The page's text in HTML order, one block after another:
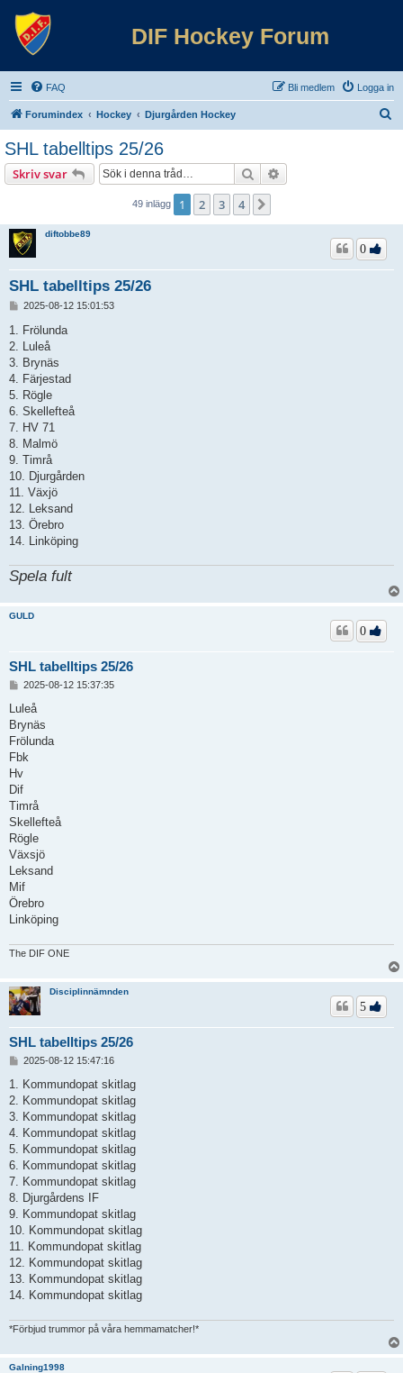
DIF Hockey Forum
FAQ Logga in
Bli medlem
Forumindex Hockey Djurgården Hockey
SHL tabelltips 25/26
Skriv svar Sök
49 inlägg 1 2 3 4
diftobbe89
SHL tabelltips 25/26
0
ä
g
g
2025-08-12 15:01:53
1. Frölunda
2. Luleå
3. Brynäs
4. Färjestad
5. Rögle
6. Skellefteå
7. HV 71
8. Malmö
9. Timrå
10. Djurgården
11. Växjö
12. Leksand
13. Örebro
14. Linköping
Spela fult
GULD
SHL tabelltips 25/26
0
l
g
g
2025-08-12 15:37:35
Luleå
Brynäs
Frölunda
Fbk
Hv
Dif
Timrå
Skellefteå
Rögle
Växsjö
Leksand
Mif
Örebro
Linköping
The DIF ONE
Disciplinnämnden
SHL tabelltips 25/26
5
ä
g
g
2025-08-12 15:47:16
1. Kommundopat skitlag
2. Kommundopat skitlag
3. Kommundopat skitlag
4. Kommundopat skitlag
5. Kommundopat skitlag
6. Kommundopat skitlag
7. Kommundopat skitlag
8. Djurgårdens IF
9. Kommundopat skitlag
10. Kommundopat skitlag
11. Kommundopat skitlag
12. Kommundopat skitlag
13. Kommundopat skitlag
14. Kommundopat skitlag
*Förbjud trummor på våra hemmamatcher!*
Galning1998